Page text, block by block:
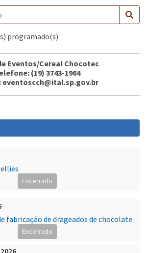
programado(s)
Eventos/Cereal Chocotec
(19) 3743-1964
eventoscch@ital.sp.gov.br
Encerrado
fabricação de drageados de chocolate
Encerrado